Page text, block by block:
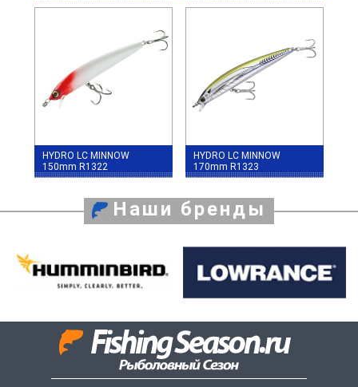
HYDRO LC MINNOW
150mm R1322
HYDRO LC MINNOW
170mm R1323
Наши бренды